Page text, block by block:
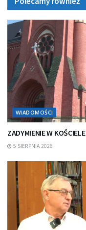
WIADOMOŚCI
ZADYMIENIE W KOŚCIELE
5 SIERPNIA 2026